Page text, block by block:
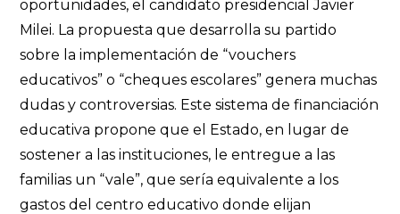
oportunidades, el candidato presidencial Javier
Milei. La propuesta que desarrolla su partido
sobre la implementación de “vouchers
educativos” o “cheques escolares” genera muchas
dudas y controversias. Este sistema de financiación
educativa propone que el Estado, en lugar de
sostener a las instituciones, le entregue a las
familias un “vale”, que sería equivalente a los
gastos del centro educativo donde elijan